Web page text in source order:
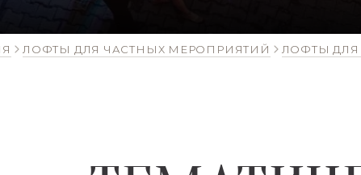
ЛОФТЫ ДЛЯ ЧАСТНЫХ МЕРОПРИЯТИЙ ЛОФТЫ